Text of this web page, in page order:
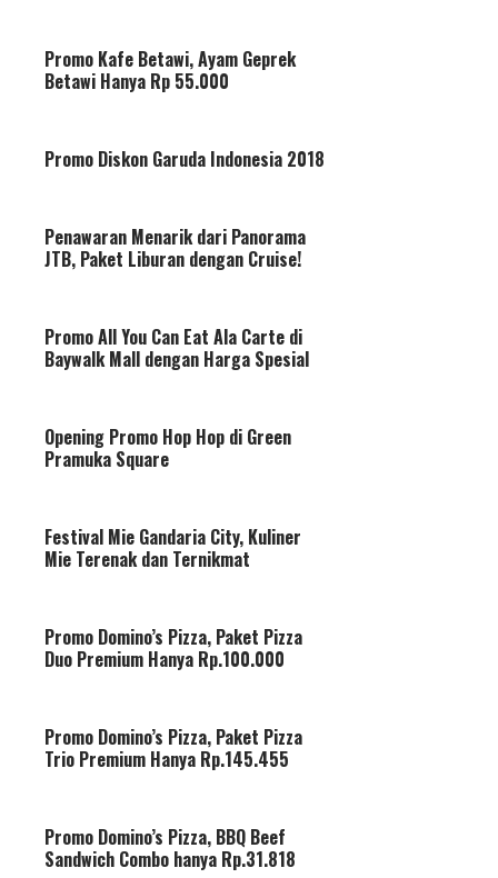
Promo Kafe Betawi, Ayam Geprek
Betawi Hanya Rp 55.000
Promo Diskon Garuda Indonesia 2018
Penawaran Menarik dari Panorama
JTB, Paket Liburan dengan Cruise!
Promo All You Can Eat Ala Carte di
Baywalk Mall dengan Harga Spesial
Opening Promo Hop Hop di Green
Pramuka Square
Festival Mie Gandaria City, Kuliner
Mie Terenak dan Ternikmat
Promo Domino’s Pizza, Paket Pizza
Duo Premium Hanya Rp.100.000
Promo Domino’s Pizza, Paket Pizza
Trio Premium Hanya Rp.145.455
Promo Domino’s Pizza, BBQ Beef
Sandwich Combo hanya Rp.31.818